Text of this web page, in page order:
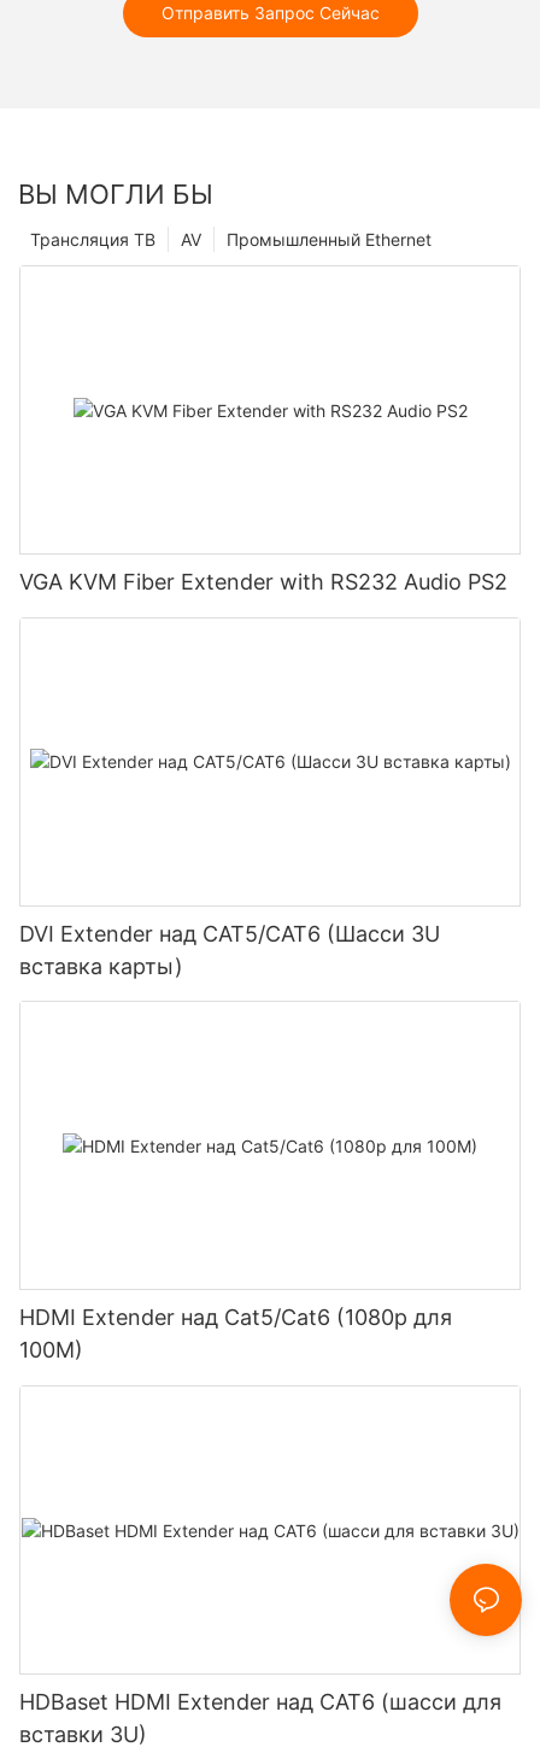
Отправить Запрос Сейчас
ВЫ МОГЛИ БЫ
Промышленный Ethernet
AV
Трансляция ТВ
VGA KVM Fiber Extender with RS232 Audio PS2
DVI Extender над CAT5/CAT6 (Шасси 3U
вставка карты)
HDMI Extender над Cat5/Cat6 (1080p для
100M)
HDBaset HDMI Extender над CAT6 (шасси для
вставки 3U)